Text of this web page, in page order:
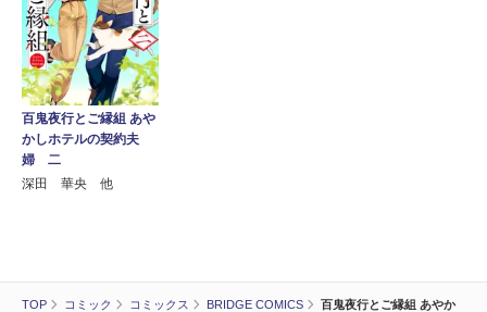
TOP コミック コミックス BRIDGE COMICS
百鬼夜行とご縁組 あやか
百鬼夜行とご縁組 あや
かしホテルの契約夫
婦 二
深田 華央 他